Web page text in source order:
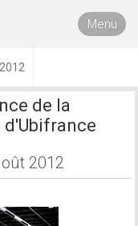
Menu
de la
d'Ubifrance
2012